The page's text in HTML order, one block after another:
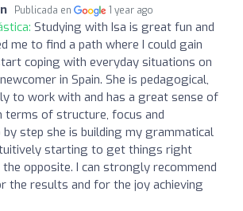
Publicada en 1 year ago
Studying with Isa is great fun and
me to find a path where I could gain
coping with everyday situations on
in Spain. She is pedagogical,
to work with and has a great sense of
terms of structure, focus and
by step she is building my grammatical
starting to get things right
opposite. I can strongly recommend
the results and for the joy achieving